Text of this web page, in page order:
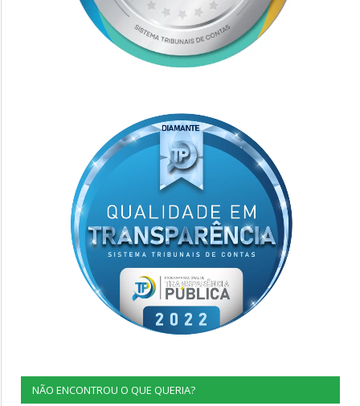
NÃO ENCONTROU O QUE QUERIA?